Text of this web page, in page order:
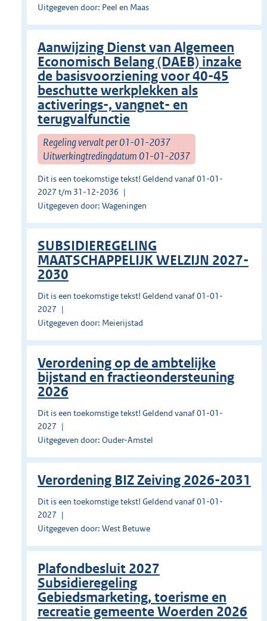
Uitgegeven door: Peel en Maas
Aanwijzing Dienst van Algemeen
Economisch Belang (DAEB) inzake
de basisvoorziening voor 40-45
beschutte werkplekken als
activerings-, vangnet- en
terugvalfunctie
Regeling vervalt per 01-01-2037
Uitwerkingtredingdatum 01-01-2037
Dit is een toekomstige tekst! Geldend vanaf 01-01-
2027 t/m 31-12-2036
Uitgegeven door: Wageningen
SUBSIDIEREGELING
MAATSCHAPPELIJK WELZIJN 2027-
2030
Dit is een toekomstige tekst! Geldend vanaf 01-01-
2027
Uitgegeven door: Meierijstad
Verordening op de ambtelijke
bijstand en fractieondersteuning
2026
Dit is een toekomstige tekst! Geldend vanaf 01-01-
2027
Uitgegeven door: Ouder-Amstel
Verordening BIZ Zeiving 2026-2031
Dit is een toekomstige tekst! Geldend vanaf 01-01-
2027
Uitgegeven door: West Betuwe
Plafondbesluit 2027
Subsidieregeling
Gebiedsmarketing, toerisme en
recreatie gemeente Woerden 2026